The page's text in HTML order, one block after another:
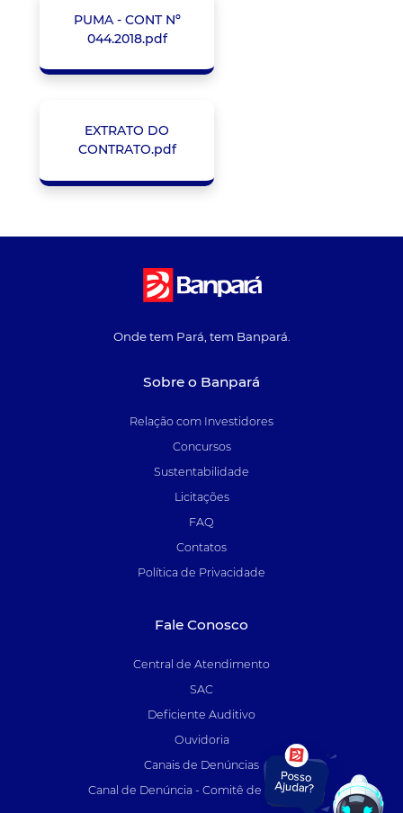
PUMA - CONT Nº
044.2018.pdf
EXTRATO DO
CONTRATO.pdf
Onde tem Pará, tem Banpará.
Sobre o Banpará
Relação com Investidores
Concursos
Sustentabilidade
Licitações
FAQ
Contatos
Política de Privacidade
Fale Conosco
Central de Atendimento
SAC
Deficiente Auditivo
Ouvidoria
Canais de Denúncias
Canal de Denúncia - Comitê de Auditoria